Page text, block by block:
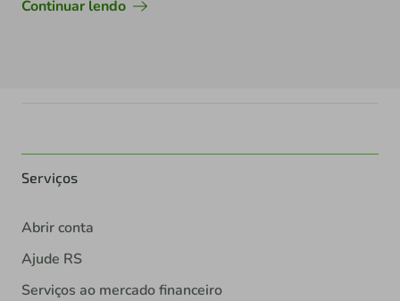
Continuar lendo
Serviços
Abrir conta
Ajude RS
Serviços ao mercado financeiro